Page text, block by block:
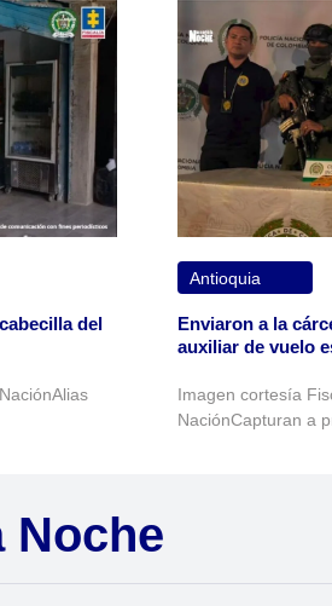
del
Antioquia
Enviaron a la
auxiliar de vuelo
Imagen cortesía
NaciónCapturan a
Noche